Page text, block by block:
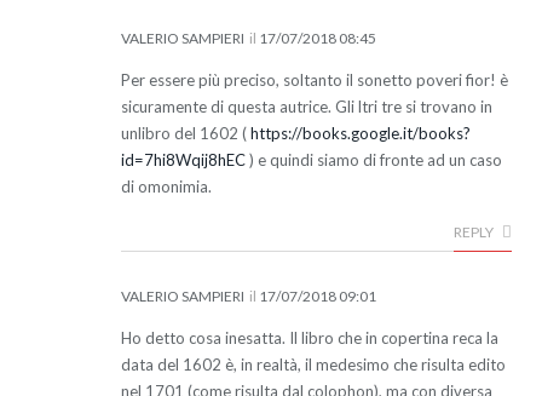
VALERIO SAMPIERI il 17/07/2018 08:45
Per essere più preciso, soltanto il sonetto poveri fior! è
sicuramente di questa autrice. Gli ltri tre si trovano in
unlibro del 1602 (https://books.google.it/books?
id=7hi8Wqij8hEC) e quindi siamo di fronte ad un caso
di omonimia.
REPLY
VALERIO SAMPIERI il 17/07/2018 09:01
Ho detto cosa inesatta. Il libro che in copertina reca la
data del 1602 è, in realtà, il medesimo che risulta edito
nel 1701 (come risulta dal colophon), ma con diversa